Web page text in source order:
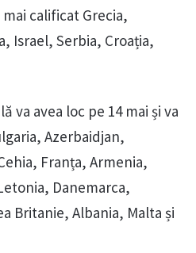
calificat Grecia,
Israel, Serbia, Croația,
va avea loc pe 14 mai și va
Azerbaidjan,
Franța, Armenia,
Danemarca,
Britanie, Albania, Malta și